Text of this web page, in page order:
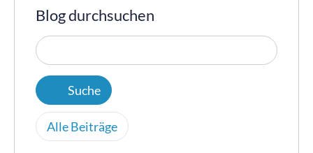
Blog durchsuchen
Alle Beiträge